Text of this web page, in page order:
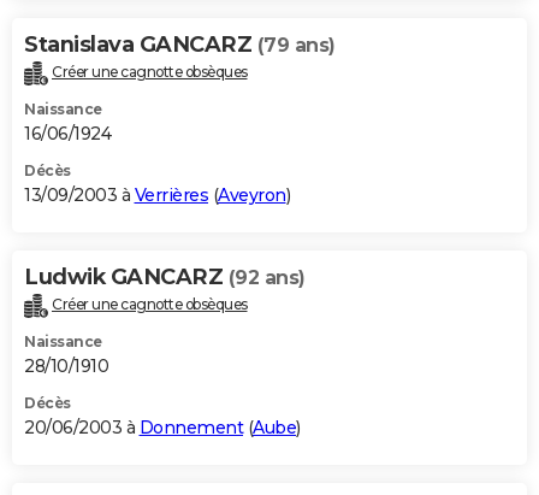
Stanislava GANCARZ (79 ans)
Créer une cagnotte obsèques
Naissance
16/06/1924
Décès
13/09/2003 à Verrières (Aveyron)
Ludwik GANCARZ (92 ans)
Créer une cagnotte obsèques
Naissance
28/10/1910
Décès
20/06/2003 à Donnement(Aube)